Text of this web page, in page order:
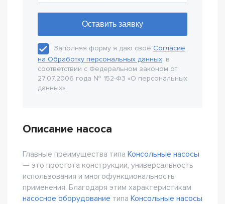
Заполняя форму я даю своё Согласие
на Обработку персональных данных, в
соответствии с Федеральном законом от
27.07.2006 года № 152-Ф3 «О персональных
данных».
Описание насоса
Главные преимущества типа Консольные насосы
— это простота конструкции, универсальность
использования и многофункциональность
применения. Благодаря этим характеристикам
насосное оборудование типа Консольные насосы